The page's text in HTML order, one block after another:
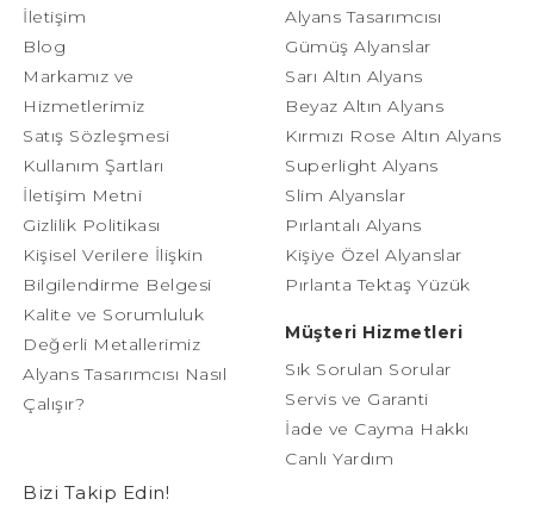
İletişim
Blog
Markamız ve
Hizmetlerimiz
Satış Sözleşmesi
Kullanım Şartları
İletişim Metni
Gizlilik Politikası
Kişisel Verilere İlişkin
Bilgilendirme Belgesi
Kalite ve Sorumluluk
Değerli Metallerimiz
Alyans Tasarımcısı Nasıl
Çalışır?
Alyans Tasarımcısı
Gümüş Alyanslar
Sarı Altın Alyans
Beyaz Altın Alyans
Kırmızı Rose Altın Alyans
Superlight Alyans
Slim Alyanslar
Pırlantalı Alyans
Kişiye Özel Alyanslar
Pırlanta Tektaş Yüzük
Müşteri Hizmetleri
Sık Sorulan Sorular
Servis ve Garanti
İade ve Cayma Hakkı
Canlı Yardım
Bizi Takip Edin!